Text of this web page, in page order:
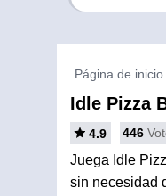
Página de inicio
Idle Pizza
4.9 446
Juega Idle
sin necesidad